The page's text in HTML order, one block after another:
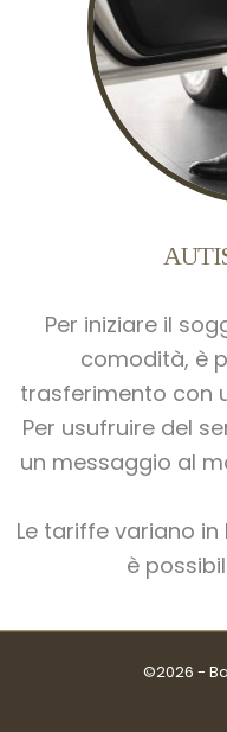
Per iniziare il
comodità, è
trasferimento con
Per usufruire del
un messaggio al
Le tariffe variano
è
©2026 -